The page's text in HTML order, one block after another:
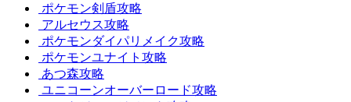
ポケモン剣盾攻略
アルセウス攻略
ポケモンダイパリメイク攻略
ポケモンユナイト攻略
あつ森攻略
ユニコーンオーバーロード攻略